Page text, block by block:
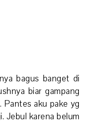
bagus banget di
biar gampang
Pantes aku pake yg
Jebul karena belum